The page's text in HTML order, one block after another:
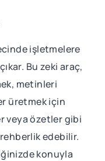
işletmelere
Bu zeki araç,
metinleri
üretmek için
veya özetler gibi
edebilir.
konuyla